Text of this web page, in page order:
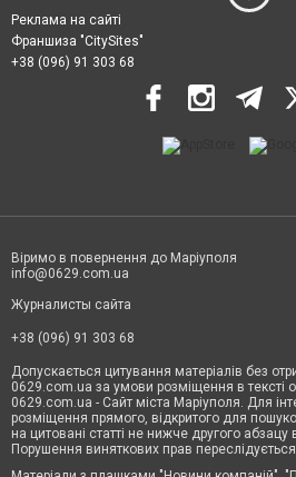
Реклама на сайті
Франшиза "CitySites"
+38 (096) 91 303 68
Віримо в повернення до Маріуполя
info@0629.com.ua
Журналисты сайта
+38 (096) 91 303 68
Допускається цитування матеріалів без
0629.com.ua за умови розміщення в тексті
0629.com.ua - Сайт міста Маріуполя. Для
розміщення прямого, відкритого для
на цитовані статті не нижче другого абзацу
Порушення виняткових прав